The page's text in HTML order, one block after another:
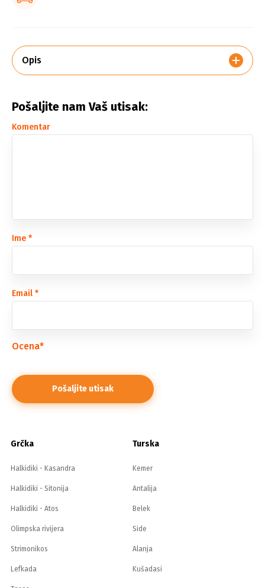
Opis
Pošaljite nam Vaš utisak:
Komentar
Ime *
Email *
Ocena*
Grčka
Halkidiki - Kasandra
Halkidiki - Sitonija
Halkidiki - Atos
Olimpska rivijera
Strimonikos
Lefkada
Turska
Kemer
Antalija
Belek
Side
Alanja
Kušadasi